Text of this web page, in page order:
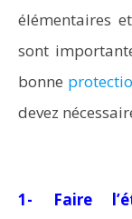
élémentaires
sont
bonne
devez
1- Faire